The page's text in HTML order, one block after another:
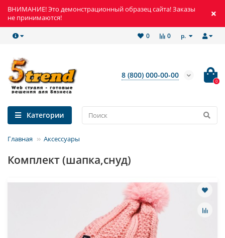
ВНИМАНИЕ! Это демонстрационный образец сайта! Заказы
не принимаются!
р.
0
0
8 (800) 000-00-00
0
Категории
Главная Аксессуары
Комплект (шапка,снуд)